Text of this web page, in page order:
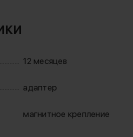
12 месяцев
адаптер
магнитное крепление